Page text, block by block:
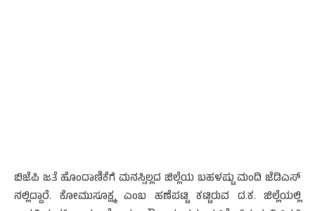
ಬಿಜೆಪಿ ಜತೆ ಹೊಂದಾಣಿಕೆಗೆ ಮನಸ್ಸಿಲ್ಲದ ಜಿಲ್ಲೆಯ ಬಹಳಷ್ಟು ಮಂದಿ ಜೆಡಿಎಸ್‌
ನಲ್ಲಿದ್ದಾರೆ. ಕೋಮುಸೂಕ್ಷ್ಮ ಎಂಬ ಹಣೆಪಟ್ಟಿ ಕಟ್ಟಿರುವ ದ.ಕ. ಜಿಲ್ಲೆಯಲ್ಲಿ